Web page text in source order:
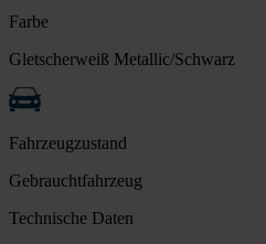
Farbe
Gletscherweiß Metallic/Schwarz
Fahrzeugzustand
Gebrauchtfahrzeug
Technische Daten